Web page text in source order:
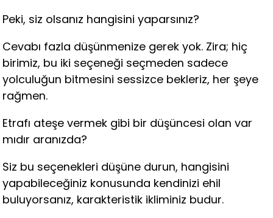
Peki, siz olsanız hangisini yaparsınız?
Cevabı fazla düşünmenize gerek yok. Zira; hiç
birimiz, bu iki seçeneği seçmeden sadece
yolculuğun bitmesini sessizce bekleriz, her şeye
rağmen.
Etrafı ateşe vermek gibi bir düşüncesi olan var
mıdır aranızda?
Siz bu seçenekleri düşüne durun, hangisini
yapabileceğiniz konusunda kendinizi ehil
buluyorsanız, karakteristik ikliminiz budur.